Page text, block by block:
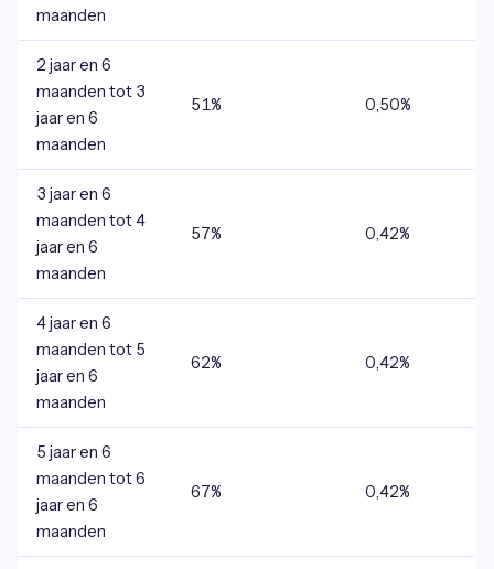
maanden
2 jaar en 6
maanden tot 3
jaar en 6
maanden
51% 0,50%
3 jaar en 6
maanden tot 4
jaar en 6
maanden
57% 0,42%
4 jaar en 6
maanden tot 5
jaar en 6
maanden
62% 0,42%
5 jaar en 6
maanden tot 6
jaar en 6
maanden
67% 0,42%